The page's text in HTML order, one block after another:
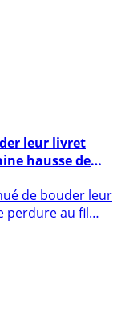
hausse de
au fil